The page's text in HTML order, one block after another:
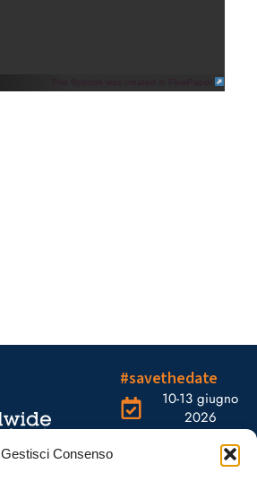
Gestisci Consenso
#savethedate
10-13 giugno
2026